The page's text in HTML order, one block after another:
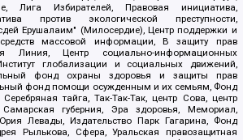
Лига Избирателей, Правовая инициатива,
против экологической преступности,
Ерушалаим" (Милосердие), Центр поддержки и
массовой информации, В защиту прав
Линия, Центр социально-информационных
глобализации и социальных движений,
фонд охраны здоровья и защиты прав
фонд помощи осужденным и их семьям, Фонд
тайга, Так-Так-Так, центр Сова, центр
губерния, Эра здоровья, Мемориал,
Левады, Издательство Парк Гагарина, Фонд
Рылькова, Сфера, Уральская правозащитная